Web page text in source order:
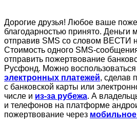
Дорогие друзья! Любое ваше
благодарностью принято. Деньги
отправив SMS со словом ВЕСТИ
Стоимость одного SMS-
отправить пожертвование
Русфонд. Можно
электронных платежей, сделав
с банковской карты или
числе и из-за рубежа. А
и телефонов на платформе
пожертвование через